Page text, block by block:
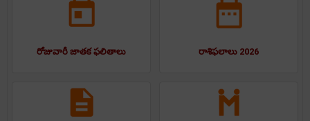
రోజువారీ జాతక ఫలితాలు రాశిఫలాలు 2026